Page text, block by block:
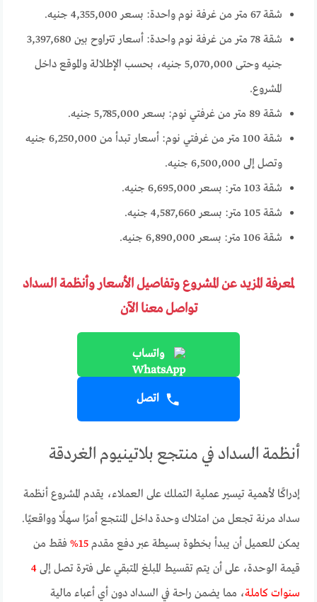
شقة 67 متر من غرفة نوم واحدة: بسعر 4,355,000 جنيه.
شقة 78 متر من غرفة نوم واحدة: أسعار تتراوح بين 3,397,680
جنيه وحتى 5,070,000 جنيه، بحسب الإطلالة والموقع داخل
المشروع.
شقة 89 متر من غرفتي نوم: بسعر 5,785,000 جنيه.
شقة 100 متر من غرفتي نوم: أسعار تبدأ من 6,250,000 جنيه
وتصل إلى 6,500,000 جنيه.
شقة 103 متر: بسعر 6,695,000 جنيه.
شقة 105 متر: بسعر 4,587,660 جنيه.
شقة 106 متر: بسعر 6,890,000 جنيه.
لمعرفة المزيد عن المشروع وتفاصيل الأسعار وأنظمة السداد
تواصل معنا الآن
واتساب
اتصل
أنظمة السداد في منتجع بلاتينيوم الغردقة
إدراكًا لأهمية تيسير عملية التملك على العملاء، يقدم المشروع أنظمة
سداد مرنة تجعل من امتلاك وحدة داخل المنتجع أمرًا سهلًا وواقعيًا.
يمكن للعميل أن يبدأ بخطوة بسيطة عبر دفع مقدم 15%
فقط من
قيمة الوحدة، على أن يتم تقسيط المبلغ المتبقي على فترة تصل إلى4
سنوات كاملة، مما يضمن راحة في السداد دون أي أعباء مالية